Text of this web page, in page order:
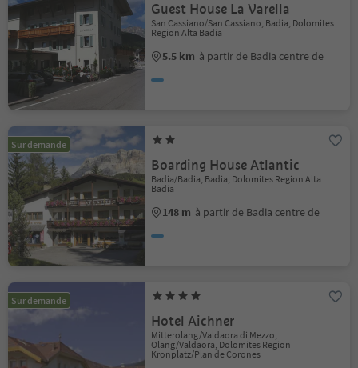
Guest House La Varella
San Cassiano/San Cassiano, Badia, Dolomites
Region Alta Badia
5.5 km à partir de Badia centre de
Sur demande
Boarding House Atlantic
Badia/Badia, Badia, Dolomites Region Alta
Badia
148 m à partir de Badia centre de
Sur demande
Hotel Aichner
Mitterolang/Valdaora di Mezzo,
Olang/Valdaora, Dolomites Region
Kronplatz/Plan de Corones